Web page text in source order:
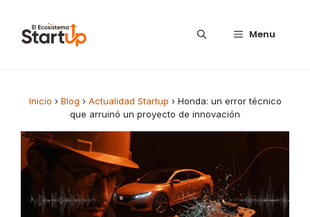
Menu
Inicio › Blog › Actualidad Startup › Honda: un error técnico
que arruinó un proyecto de innovación